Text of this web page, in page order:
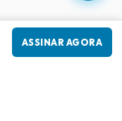
ASSINAR AGORA